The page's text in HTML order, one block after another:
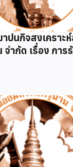
ปนกิจสงเคราะ
ำกัด เรื่อง การ